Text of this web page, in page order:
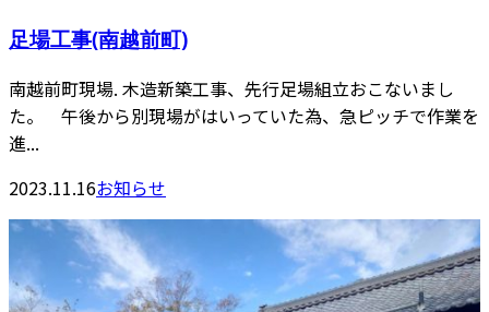
足場工事(南越前町)
南越前町現場. 木造新築工事、先行足場組立おこないまし
た。 午後から別現場がはいっていた為、急ピッチで作業を
進...
2023.11.16お知らせ